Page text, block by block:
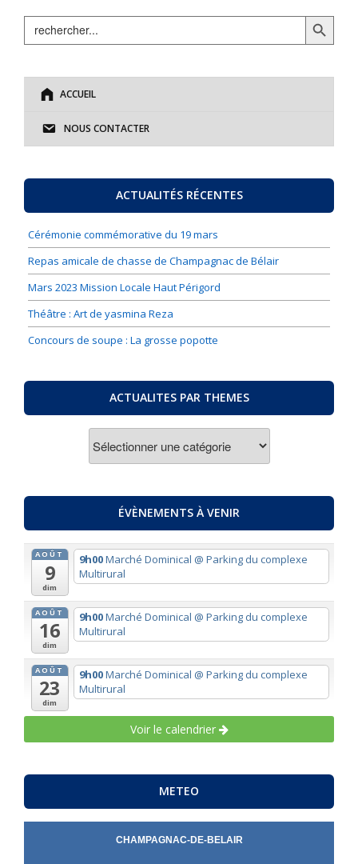
Search Search Button
ACCUEIL
NOUS CONTACTER
ACTUALITÉS RÉCENTES
Cérémonie commémorative du 19 mars
Repas amicale de chasse de Champagnac de Bélair
Mars 2023 Mission Locale Haut Périgord
Théâtre : Art de yasmina Reza
Concours de soupe : La grosse popotte
ACTUALITES PAR THEMES
ÉVÈNEMENTS À VENIR
AOÛT
9
dim
9h00Marché Dominical @ Parking du complexe
Multirural
AOÛT
16
dim
9h00Marché Dominical @ Parking du complexe
Multirural
AOÛT
23
dim
9h00Marché Dominical @ Parking du complexe
Multirural
Voir le calendrier
METEO